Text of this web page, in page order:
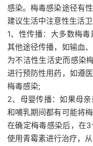
感染。梅毒感染途径有
建议生活中注意性生活
1、性传播：大多数梅
其他途径传播，如输血
为不洁性生活史而感染
进行预防性用药，如遵
梅毒感染;
2、母婴传播：如果母
和哺乳期间都有可能将
在确定梅毒感染后，在
使用青霉素进行治疗，